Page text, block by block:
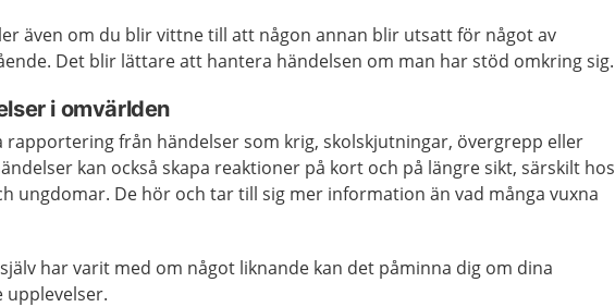
även om du blir vittne till att någon annan blir utsatt för något av
Det blir lättare att hantera händelsen om man har stöd omkring sig.
i omvärlden
rapportering från händelser som krig, skolskjutningar, övergrepp eller
kan också skapa reaktioner på kort och på längre sikt, särskilt hos
ungdomar. De hör och tar till sig mer information än vad många vuxna
har varit med om något liknande kan det påminna dig om dina
upplevelser.